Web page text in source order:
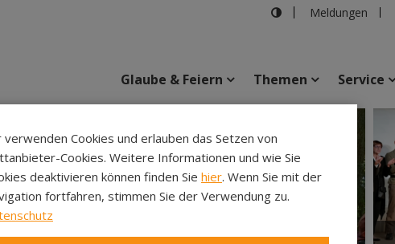
Meldungen
Veranstaltungen
Glaube & Feiern Themen Service
verwenden Cookies und erlauben das Setzen von
Cookies. Weitere Informationen und wie Sie
deaktivieren können finden Sie hier. Wenn Sie mit der
fortfahren, stimmen Sie der Verwendung zu.